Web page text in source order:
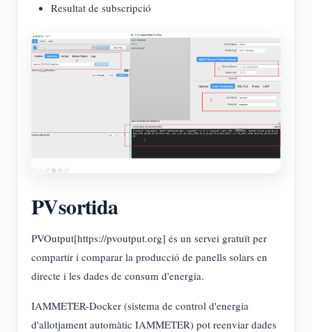
Resultat de subscripció
PVsortida
PVOutput[https://pvoutput.org] és un servei gratuït per
compartir i comparar la producció de panells solars en
directe i les dades de consum d'energia.
IAMMETER-Docker (sistema de control d'energia
d'allotjament automàtic IAMMETER) pot reenviar dades